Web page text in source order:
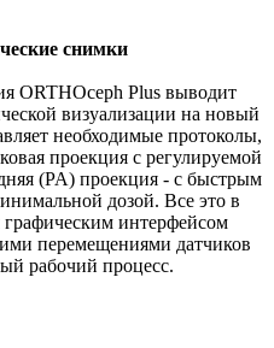
снимки
ORTHOceph Plus выводит
визуализации на новый
необходимые протоколы,
проекция с регулируемой
(PA) проекция - с быстрым
дозой. Все это в
интерфейсом
перемещениями датчиков
рабочий процесс.